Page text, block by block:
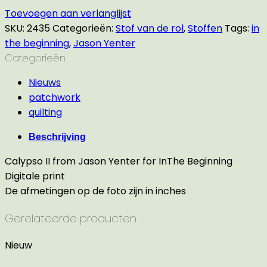
Toevoegen aan verlanglijst
SKU: 2435Categorieën: Stof van de rol,Stoffen Tags: in
the beginning,Jason Yenter
Categorieën
Nieuws
patchwork
quilting
Beschrijving
Calypso II from Jason Yenter for InThe Beginning
Digitale print
De afmetingen op de foto zijn in inches
Gerelateerde producten
Nieuw